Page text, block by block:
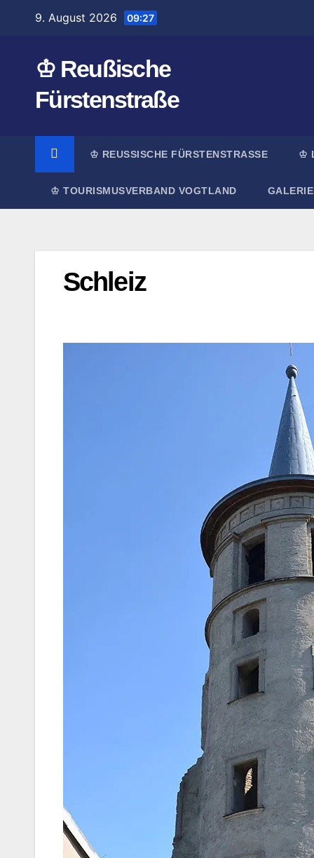
9. August 2026 09:27
♔ Reußische
Fürstenstraße
♔ REUSSISCHE FÜRSTENSTRASSE ♔
♔ TOURISMUSVERBAND VOGTLAND
Schleiz